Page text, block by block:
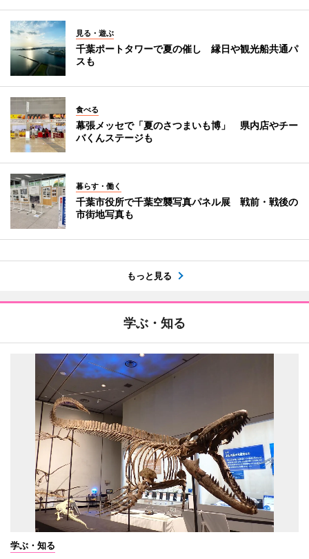
見る・遊ぶ
千葉ポートタワーで夏の催し 縁日や観光船共通パ
スも
食べる
幕張メッセで「夏のさつまいも博」 県内店やチー
バくんステージも
暮らす・働く
千葉市役所で千葉空襲写真パネル展 戦前・戦後の
市街地写真も
もっと見る
学ぶ・知る
学ぶ・知る